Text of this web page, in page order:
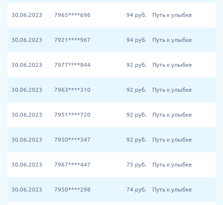
30.06.2023 7965****696 94 руб. Путь к улыбке
30.06.2023 7921****967 94 руб. Путь к улыбке
30.06.2023 7977****844 92 руб. Путь к улыбке
30.06.2023 7963****310 92 руб. Путь к улыбке
30.06.2023 7951****720 92 руб. Путь к улыбке
30.06.2023 7950****347 92 руб. Путь к улыбке
30.06.2023 7967****447 75 руб. Путь к улыбке
30.06.2023 7950****298 74 руб. Путь к улыбке